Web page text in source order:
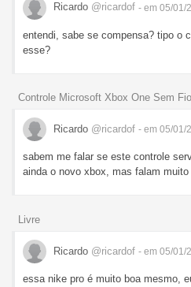
Ricardo @ricardof - em 05/01/
entendi, sabe se compensa? tipo o
esse?
Controle Microsoft Xbox One Sem
Ricardo @ricardof - em 05/01/
sabem me falar se este controle
ainda o novo xbox, mas falam
Livre
Ricardo @ricardof - em 05/01/
essa nike pro é muito boa mesmo,